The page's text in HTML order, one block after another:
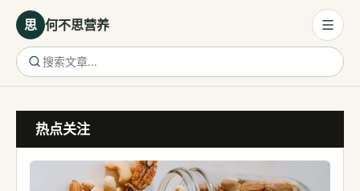
思 何不思营养
营养与饮食
保健食品
热点关注